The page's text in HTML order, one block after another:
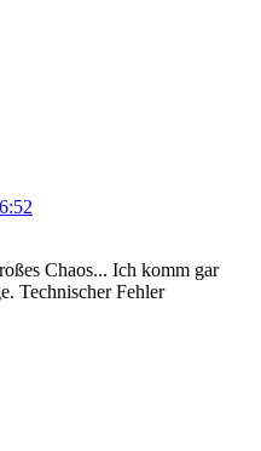
Chaos... Ich komm gar
Technischer Fehler